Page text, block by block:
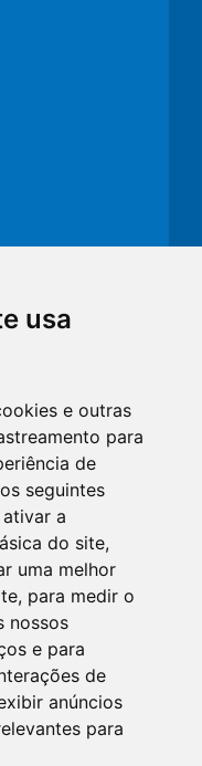
usa
e outras
para
de
seguintes
a
do site,
uma melhor
, para medir o
nossos
e para
de
anúncios
para
PÚBLICA